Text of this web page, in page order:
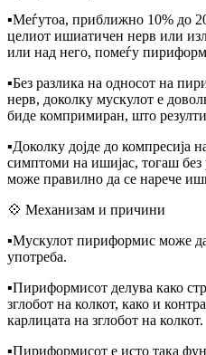
▪️Меѓутоа, приближно 10% до
целиот ишиатичен нерв или
или над него, помеѓу
▪️Без разлика на односот на
нерв, доколку мускулот е
биде компримиран, што
▪️Доколку дојде до компресија
симптоми на ишијас, тогаш без
може правилно да се нарече
💠 Механизам и причини
▪️Мускулот пириформис може
употреба.
▪️Пириформисот делува како
зглобот на колкот, како и
карлицата на зглобот на колкот.
▪️Пириформисот е исто така